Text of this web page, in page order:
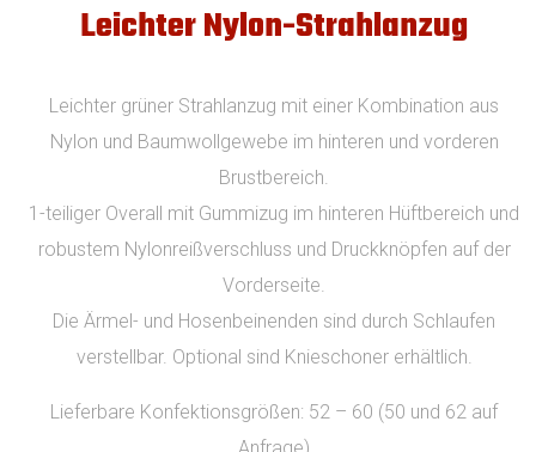
Leichter Nylon-Strahlanzug
Leichter grüner Strahlanzug mit einer Kombination aus
Nylon und Baumwollgewebe im hinteren und vorderen
Brustbereich.
1-teiliger Overall mit Gummizug im hinteren Hüftbereich und
robustem Nylonreißverschluss und Druckknöpfen auf der
Vorderseite.
Die Ärmel- und Hosenbeinenden sind durch Schlaufen
verstellbar. Optional sind Knieschoner erhältlich.
Lieferbare Konfektionsgrößen: 52 – 60 (50 und 62 auf